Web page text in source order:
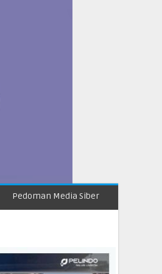
Pedoman Media Siber